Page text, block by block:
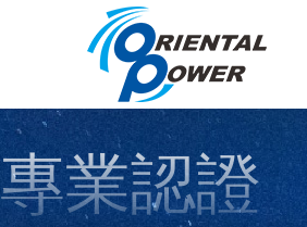
專業認證